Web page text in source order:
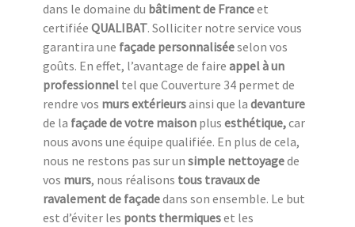
dans le domaine du bâtiment de Franceet
certifiée QUALIBAT. Solliciter notre service vous
garantira une façade personnaliséeselon vos
goûts. En effet, l’avantage de faire appel à un
professionnel tel que Couverture 34 permet de
rendre vos murs extérieursainsi que la devanture
de la façade de votre maison plus esthétique,car
nous avons une équipe qualifiée. En plus de cela,
nous ne restons pas sur un simple nettoyagede
vos murs, nous réalisons tous travaux de
ravalement de façadedans son ensemble. Le but
est d’éviter les ponts thermiqueset les